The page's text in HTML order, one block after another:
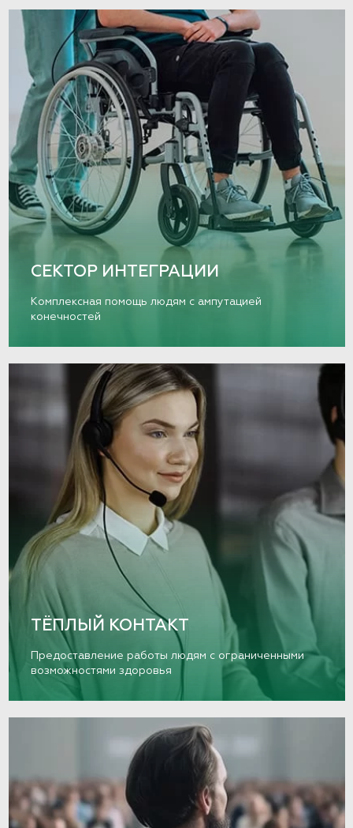
СЕКТОР ИНТЕГРАЦИИ
Комплексная помощь людям с ампутацией
конечностей
ТЁПЛЫЙ КОНТАКТ
Предоставление работы людям с ограниченными
возможностями здоровья